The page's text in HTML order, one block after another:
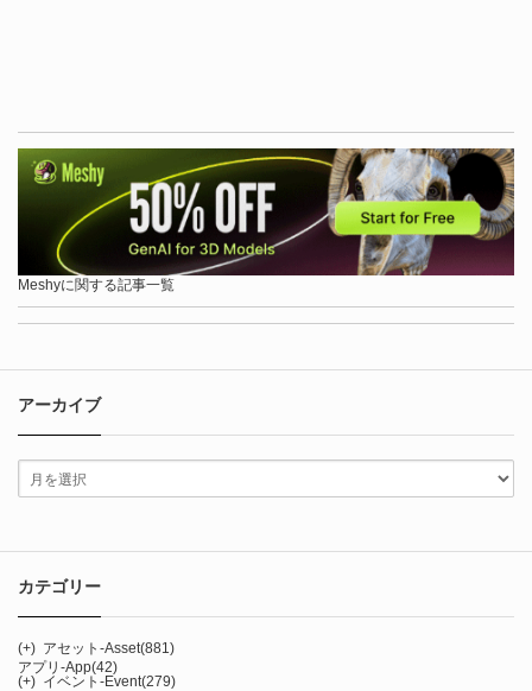
Meshyに関する記事一覧
アーカイブ
カテゴリー
(+) アセット-Asset(881)
アプリ-App(42)
(+) イベント-Event(279)